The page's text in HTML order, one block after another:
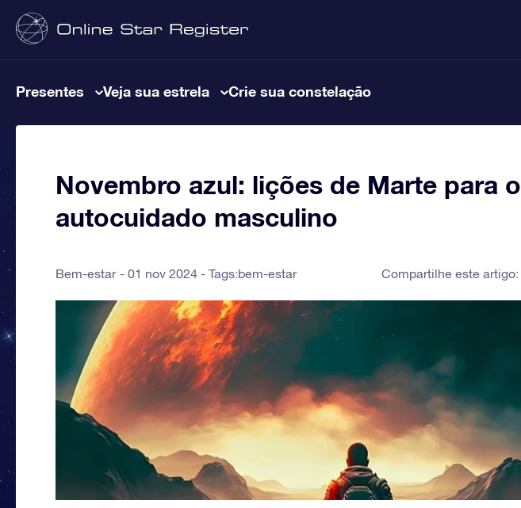
Presentes Veja sua estrela Crie sua constelação
Novembro azul: lições de Marte para o
autocuidado masculino
Bem-estar 01 nov 2024 - Tags:bem-estar Compartilhe este artigo: